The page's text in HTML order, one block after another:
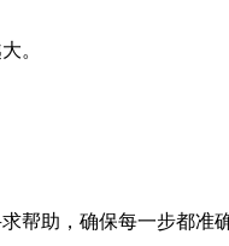
。
帮助，确保每一步都准